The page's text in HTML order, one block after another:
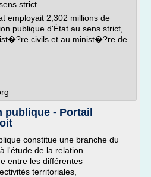
strict
employait 2,302 millions de
publique d'État au sens strict,
civils et au minist�?re de
- Portail
constitue une branche du
l'étude de la relation
entre les différentes
territoriales,